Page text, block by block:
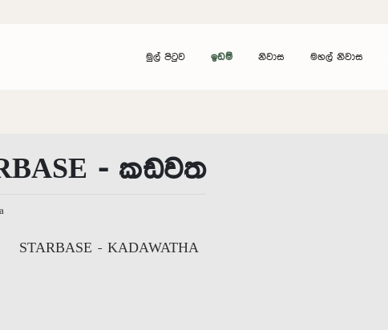
මුල් පිටුව ඉඩම් නිවාස මහල් නිවාස
- කඩවත